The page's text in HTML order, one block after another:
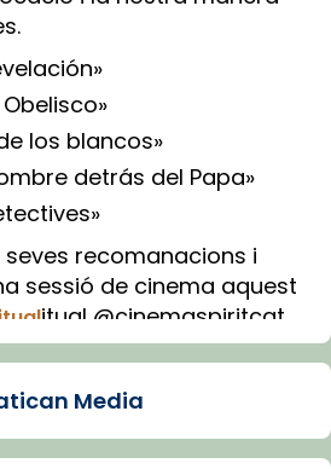
los blancos»
detrás del Papa»
recomanacions i
sessió de cinema aquest
itual @cinemaspiritcat
amb IA (OpenAI)
Media